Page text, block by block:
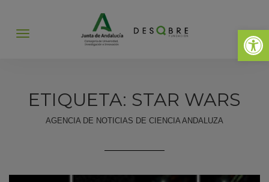
Abrir
Abrir
ETIQUETA: STAR WARS
AGENCIA DE NOTICIAS DE CIENCIA ANDALUZA